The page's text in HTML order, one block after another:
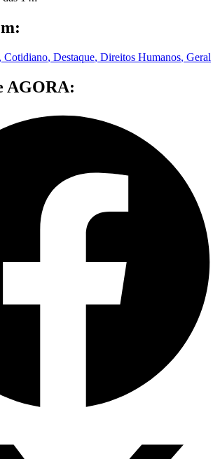
, Cotidiano, Destaque, Direitos Humanos, Geral
AGORA: